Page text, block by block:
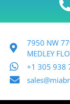
7950 NW
MEDLEY
+1 305 938